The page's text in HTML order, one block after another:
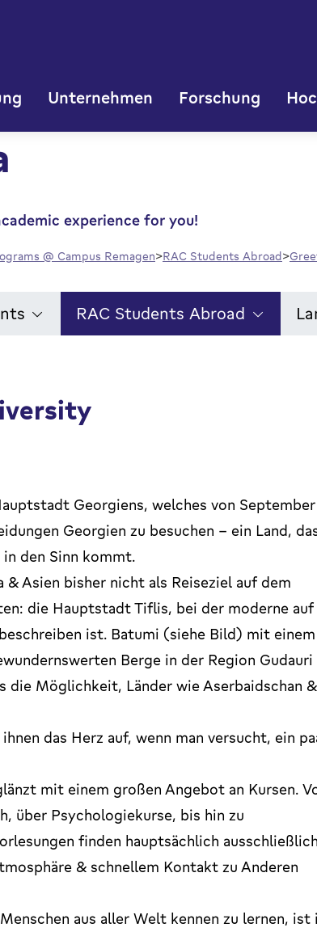
Unternehmen Forschung
experience for you!
@ Campus Remagen RAC Students Abroad
RAC Students Abroad
Georgiens, welches von September
Georgien zu besuchen – ein Land,
den Sinn kommt.
Asien bisher nicht als Reiseziel auf dem
die Hauptstadt Tiflis, bei der moderne auf
ist. Batumi (siehe Bild) mit einem
Berge in der Region Gudauri
Möglichkeit, Länder wie Aserbaidschan &
das Herz auf, wenn man versucht, ein
mit einem großen Angebot an Kursen.
über Psychologiekurse, bis hin zu
finden hauptsächlich
& schnellem Kontakt zu Anderen
aus aller Welt kennen zu lernen, ist